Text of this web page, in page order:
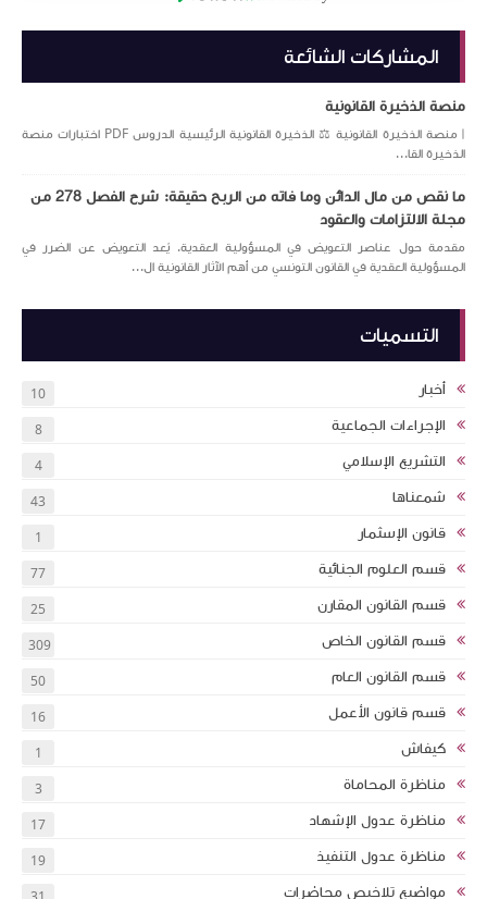
المشاركات الشائعة
منصة الذخيرة القانونية
| منصة الذخيرة القانونية ⚖️ الذخيرة القانونية الرئيسية الدروس PDF اختبارات منصة
الذخيرة القا...
ما نقص من مال الدائن وما فاته من الربح حقيقة: شرح الفصل 278 من
مجلة الالتزامات والعقود
مقدمة حول عناصر التعويض في المسؤولية العقدية. يُعد التعويض عن الضرر في
المسؤولية العقدية في القانون التونسي من أهم الآثار القانونية ال...
التسميات
أخبار 10
الإجراءات الجماعية 8
التشريع الإسلامي 4
شمعناها 43
قانون الإسثمار 1
قسم العلوم الجنائية 77
قسم القانون المقارن 25
قسم القانون الخاص 309
قسم القانون العام 50
قسم قانون الأعمل 16
كيفاش 1
مناظرة المحاماة 3
مناظرة عدول الإشهاد 17
مناظرة عدول التنفيذ 19
مواضيع تلاخيص محاضرات